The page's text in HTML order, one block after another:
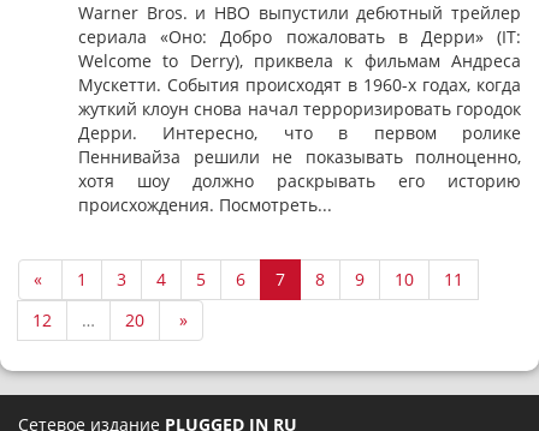
Warner Bros. и HBO выпустили дебютный трейлер
сериала «Оно: Добро пожаловать в Дерри» (IT:
Welcome to Derry), приквела к фильмам Андреса
Мускетти. События происходят в 1960-х годах, когда
жуткий клоун снова начал терроризировать городок
Дерри. Интересно, что в первом ролике
Пеннивайза решили не показывать полноценно,
хотя шоу должно раскрывать его историю
происхождения. Посмотреть...
« 1 3 4 5 6 7 8 9 10
11
12
… 20 »
Сетевое издание PLUGGED IN RU